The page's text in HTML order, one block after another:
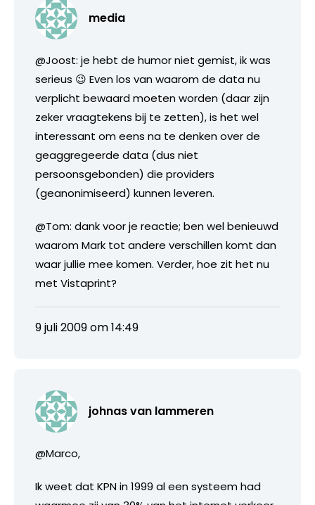
media
@Joost: je hebt de humor niet gemist, ik was
serieus 😉 Even los van waarom de data nu
verplicht bewaard moeten worden (daar zijn
zeker vraagtekens bij te zetten), is het wel
interessant om eens na te denken over de
geaggregeerde data (dus niet
persoonsgebonden) die providers
(geanonimiseerd) kunnen leveren.
@Tom: dank voor je reactie; ben wel benieuwd
waarom Mark tot andere verschillen komt dan
waar jullie mee komen. Verder, hoe zit het nu
met Vistaprint?
9 juli 2009 om 14:49
johnas van lammeren
@Marco,
Ik weet dat KPN in 1999 al een systeem had